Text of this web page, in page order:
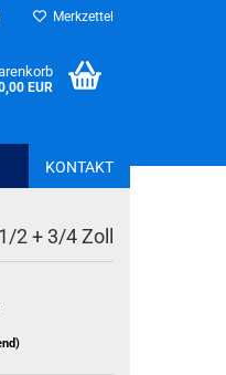
Merkzettel
EUR
KONTAKT
2 + 3/4 Zoll